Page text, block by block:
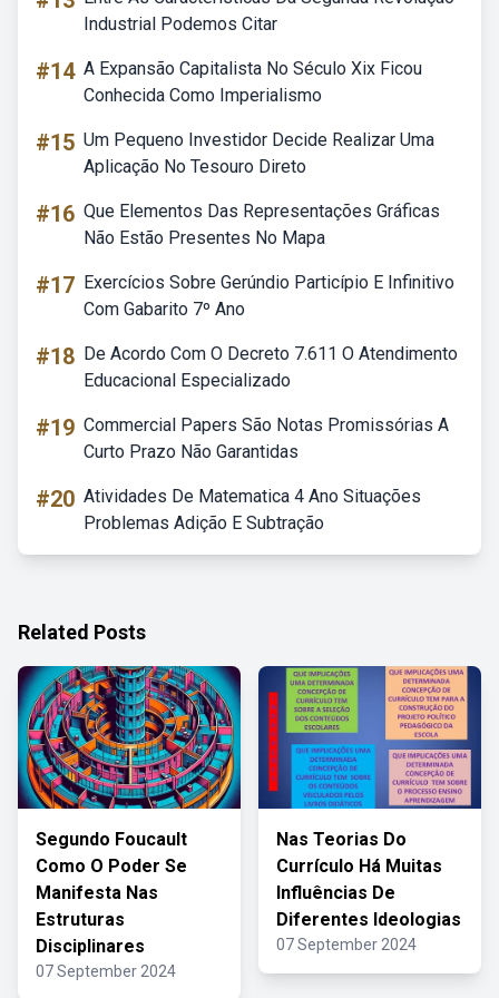
Industrial Podemos Citar
#14 A Expansão Capitalista No Século Xix Ficou
Conhecida Como Imperialismo
#15 Um Pequeno Investidor Decide Realizar Uma
Aplicação No Tesouro Direto
#16 Que Elementos Das Representações Gráficas
Não Estão Presentes No Mapa
#17 Exercícios Sobre Gerúndio Particípio E Infinitivo
Com Gabarito 7º Ano
#18 De Acordo Com O Decreto 7.611 O Atendimento
Educacional Especializado
#19 Commercial Papers São Notas Promissórias A
Curto Prazo Não Garantidas
#20 Atividades De Matematica 4 Ano Situações
Problemas Adição E Subtração
Related Posts
Segundo Foucault
Como O Poder Se
Manifesta Nas
Estruturas
Disciplinares
07 September 2024
Nas Teorias Do
Currículo Há Muitas
Influências De
Diferentes Ideologias
07 September 2024